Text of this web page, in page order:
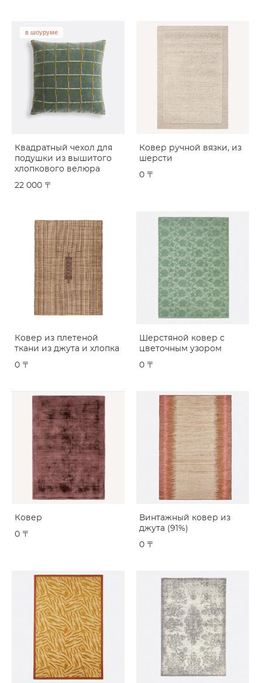
в шоуруме
Квадратный чехол для
подушки из вышитого
хлопкового велюра
22 000 〒
Ковер ручной вязки, из
шерсти
0 〒
Ковер из плетеной
ткани из джута и хлопка
0 〒
Шерстяной ковер с
цветочным узором
0 〒
Ковер
0 〒
Винтажный ковер из
джута (91%)
0 〒